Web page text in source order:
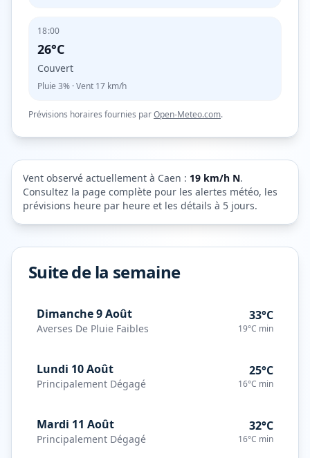
18:00
26°C
Couvert
Pluie 3% · Vent 17 km/h
Prévisions horaires fournies parOpen-Meteo.com.
Vent observé actuellement à Caen : 19 km/h N.
Consultez la page complète pour les alertes météo, les
prévisions heure par heure et les détails à 5 jours.
Suite de la semaine
Dimanche 9 Août
Averses De Pluie Faibles
33°C
19°C min
Lundi 10 Août
Principalement Dégagé
25°C
16°C min
Mardi 11 Août
Principalement Dégagé
32°C
16°C min